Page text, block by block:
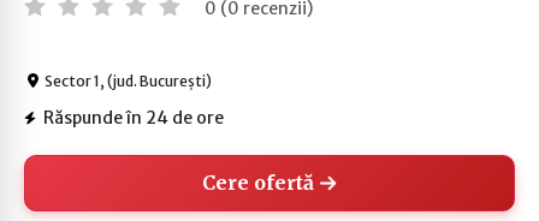
0 (0 recenzii)
Sector 1, (jud. București)
Răspunde în 24 de ore
Cere ofertă